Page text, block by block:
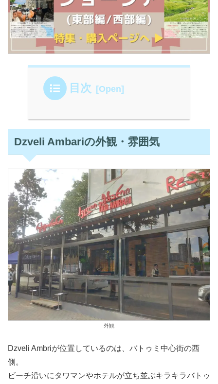
目次
Dzveli Ambariの外観・雰囲気
外観
Dzveli Ambriが位置しているのは、バトゥミ中心街の西
側。
ビーチ沿いにタワマンやホテルが立ち並ぶキラキラバトゥ